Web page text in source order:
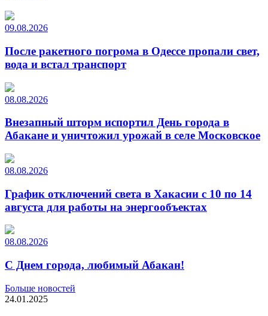
09.08.2026
После ракетного погрома в Одессе пропали свет,
вода и встал транспорт
08.08.2026
Внезапный шторм испортил День города в
Абакане и уничтожил урожай в селе Московское
08.08.2026
График отключений света в Хакасии с 10 по 14
августа для работы на энергообъектах
08.08.2026
С Днем города, любимый Абакан!
Больше новостей
24.01.2025